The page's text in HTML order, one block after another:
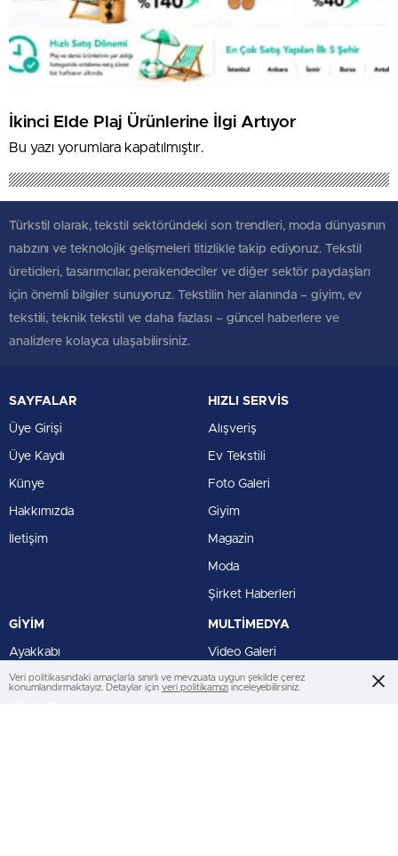
İkinci Elde Plaj Ürünlerine İlgi Artıyor
Bu yazı yorumlara kapatılmıştır.
Türkstil olarak, tekstil sektöründeki son trendleri, moda dünyasının
nabzını ve teknolojik gelişmeleri titizlikle takip ediyoruz. Tekstil
üreticileri, tasarımcılar, perakendeciler ve diğer sektör paydaşları
için önemli bilgiler sunuyoruz. Tekstilin her alanında – giyim, ev
tekstili, teknik tekstil ve daha fazlası – güncel haberlere ve
analizlere kolayca ulaşabilirsiniz.
SAYFALAR
Üye Girişi
Üye Kaydı
Künye
Hakkımızda
İletişim
HIZLI SERVİS
Alışveriş
Ev Tekstili
Foto Galeri
Giyim
Magazin
Moda
Şirket Haberleri
GİYİM
Ayakkabı
İç Giyim
MULTİMEDYA
Video Galeri
Foto Galeri
Veri politikasındaki amaçlarla sınırlı ve mevzuata uygun şekilde çerez
konumlandırmaktayız. Detaylar için veri politikamızı inceleyebilirsiniz.